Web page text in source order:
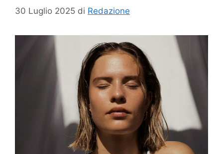
30 Luglio 2025 di Redazione